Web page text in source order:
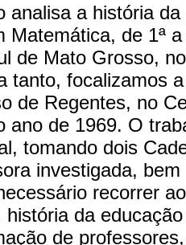
analisa a história
Matemática, de 1ª
de Mato Grosso,
tanto, focalizamos
de Regentes, no
ano de 1969. O
tomando dois
investigada,
recorrer
história da
de